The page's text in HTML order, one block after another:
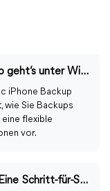
iPhone Backup Speicherort ändern: So geht’s unter Windows und macOS
iPhone Backup
wie Sie Backups
flexible
vor.
iPhone Kontakte in iCloud speichern: Eine Schritt-für-Schritt-Anleitung